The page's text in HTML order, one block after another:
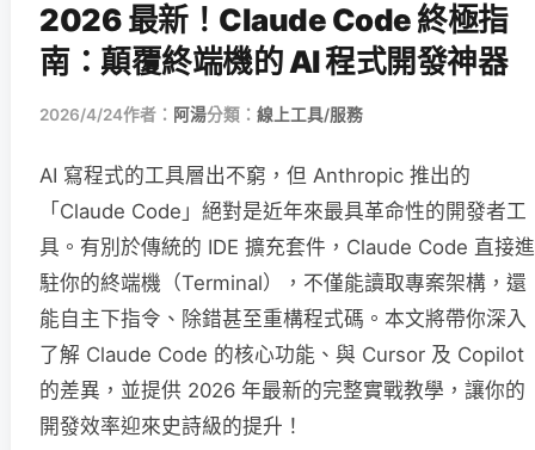
2026 最新！Claude Code 終極指
南：顛覆終端機的 AI 程式開發神器
2026/4/24作者： 阿湯分類： 線上工具/服務
AI 寫程式的工具層出不窮，但 Anthropic 推出的
「Claude Code」絕對是近年來最具革命性的開發者工
具。有別於傳統的 IDE 擴充套件，Claude Code 直接進
駐你的終端機（Terminal），不僅能讀取專案架構，還
能自主下指令、除錯甚至重構程式碼。本文將帶你深入
了解 Claude Code 的核心功能、與 Cursor 及 Copilot
的差異，並提供 2026 年最新的完整實戰教學，讓你的
開發效率迎來史詩級的提升！